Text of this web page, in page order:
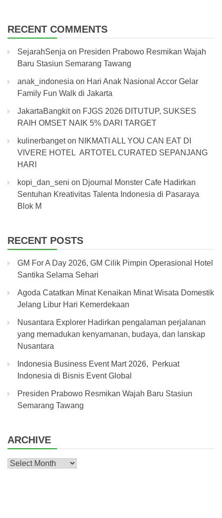
RECENT COMMENTS
SejarahSenja on Presiden Prabowo Resmikan Wajah
Baru Stasiun Semarang Tawang
anak_indonesia on Hari Anak Nasional Accor Gelar
Family Fun Walk di Jakarta
JakartaBangkiton FJGS 2026 DITUTUP, SUKSES
RAIH OMSET NAIK 5% DARI TARGET
kulinerbangeton NIKMATI ALL YOU CAN EAT DI
VIVERE HOTEL ARTOTEL CURATED SEPANJANG
HARI
kopi_dan_seni on Djournal Monster Cafe Hadirkan
Sentuhan Kreativitas Talenta Indonesia di Pasaraya
Blok M
RECENT POSTS
GM For A Day 2026, GM Cilik Pimpin Operasional Hotel
Santika Selama Sehari
Agoda Catatkan Minat Kenaikan Minat Wisata Domestik
Jelang Libur Hari Kemerdekaan
Nusantara Explorer Hadirkan pengalaman perjalanan
yang memadukan kenyamanan, budaya, dan lanskap
Nusantara
Indonesia Business Event Mart 2026, Perkuat
Indonesia di Bisnis Event Global
Presiden Prabowo Resmikan Wajah Baru Stasiun
Semarang Tawang
ARCHIVE
Archive